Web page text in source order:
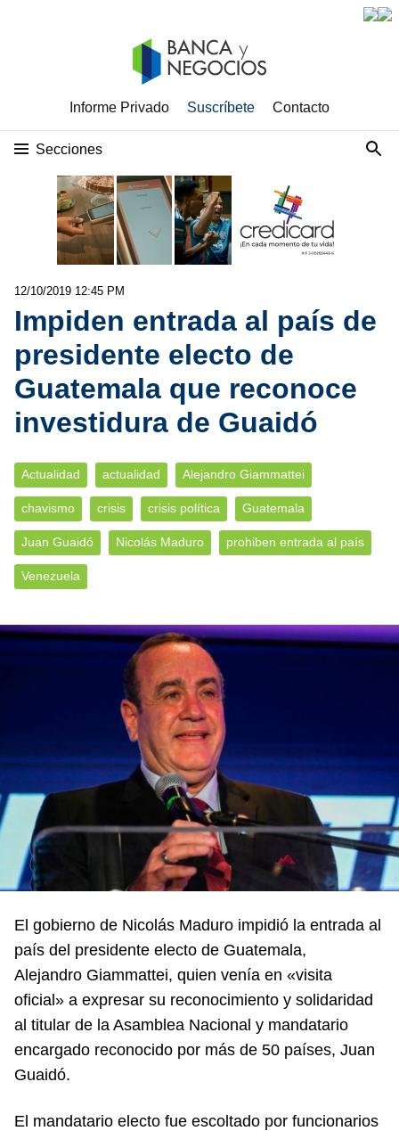
Informe Privado Suscríbete Contacto
Secciones
12/10/2019 12:45 PM
Impiden entrada al país de
presidente electo de
Guatemala que reconoce
investidura de Guaidó
Actualidad actualidad Alejandro Giammattei
chavismo crisis crisis política Guatemala
Juan Guaidó Nicolás Maduro prohiben entrada al país
Venezuela
El gobierno de Nicolás Maduro impidió la entrada al
país del presidente electo de Guatemala,
Alejandro Giammattei, quien venía en «visita
oficial» a expresar su reconocimiento y solidaridad
al titular de la Asamblea Nacional y mandatario
encargado reconocido por más de 50 países, Juan
Guaidó.
El mandatario electo fue escoltado por funcionarios